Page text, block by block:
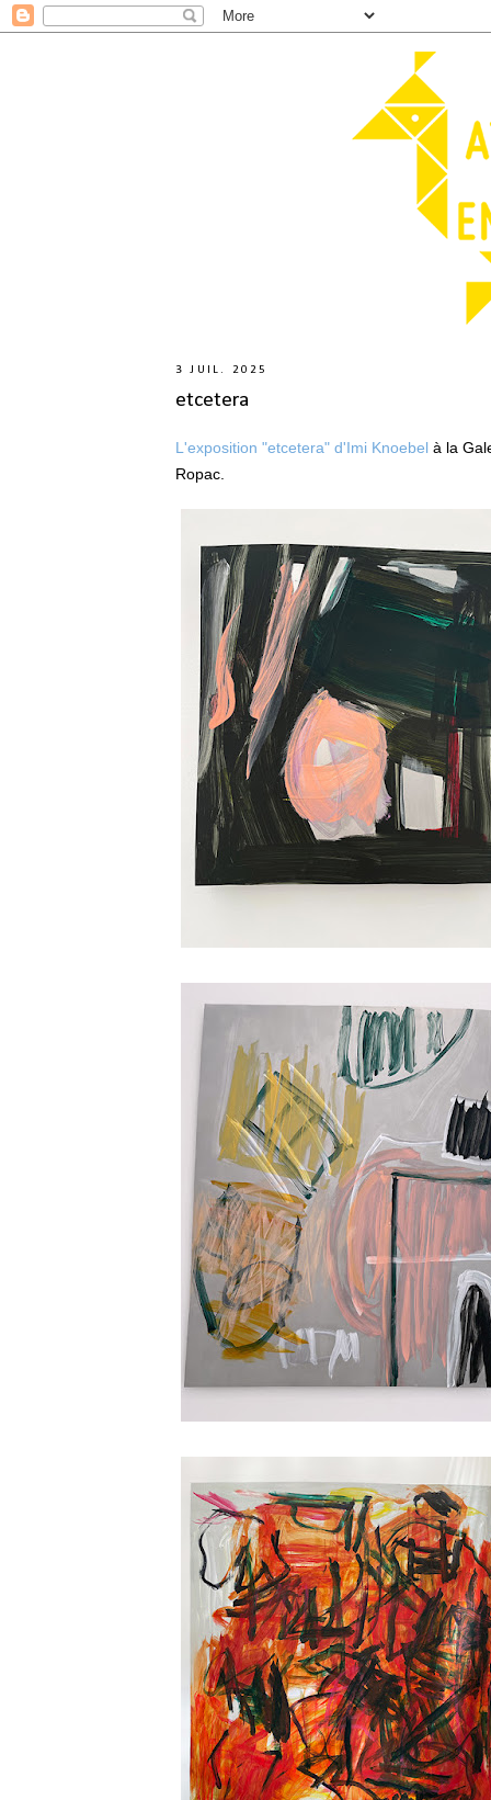
3 JUIL. 2025
etcetera
L'exposition "etcetera" d'Imi Knoebel à la
Ropac.